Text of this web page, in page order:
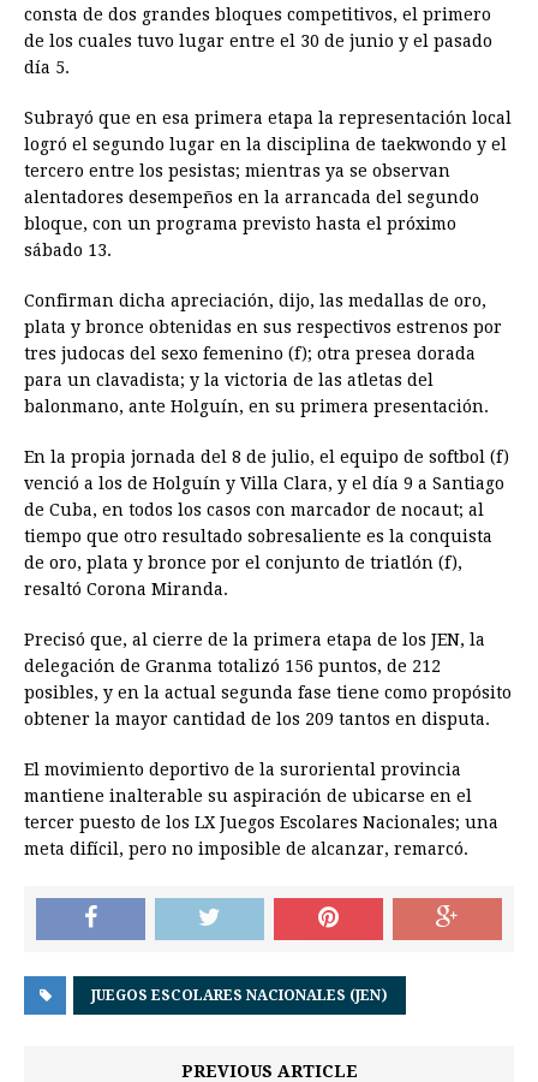
consta de dos grandes bloques competitivos, el primero
de los cuales tuvo lugar entre el 30 de junio y el pasado
día 5.
Subrayó que en esa primera etapa la representación local
logró el segundo lugar en la disciplina de taekwondo y el
tercero entre los pesistas; mientras ya se observan
alentadores desempeños en la arrancada del segundo
bloque, con un programa previsto hasta el próximo
sábado 13.
Confirman dicha apreciación, dijo, las medallas de oro,
plata y bronce obtenidas en sus respectivos estrenos por
tres judocas del sexo femenino (f); otra presea dorada
para un clavadista; y la victoria de las atletas del
balonmano, ante Holguín, en su primera presentación.
En la propia jornada del 8 de julio, el equipo de softbol (f)
venció a los de Holguín y Villa Clara, y el día 9 a Santiago
de Cuba, en todos los casos con marcador de nocaut; al
tiempo que otro resultado sobresaliente es la conquista
de oro, plata y bronce por el conjunto de triatlón (f),
resaltó Corona Miranda.
Precisó que, al cierre de la primera etapa de los JEN, la
delegación de Granma totalizó 156 puntos, de 212
posibles, y en la actual segunda fase tiene como propósito
obtener la mayor cantidad de los 209 tantos en disputa.
El movimiento deportivo de la suroriental provincia
mantiene inalterable su aspiración de ubicarse en el
tercer puesto de los LX Juegos Escolares Nacionales; una
meta difícil, pero no imposible de alcanzar, remarcó.
JUEGOS ESCOLARES NACIONALES (JEN)
PREVIOUS ARTICLE